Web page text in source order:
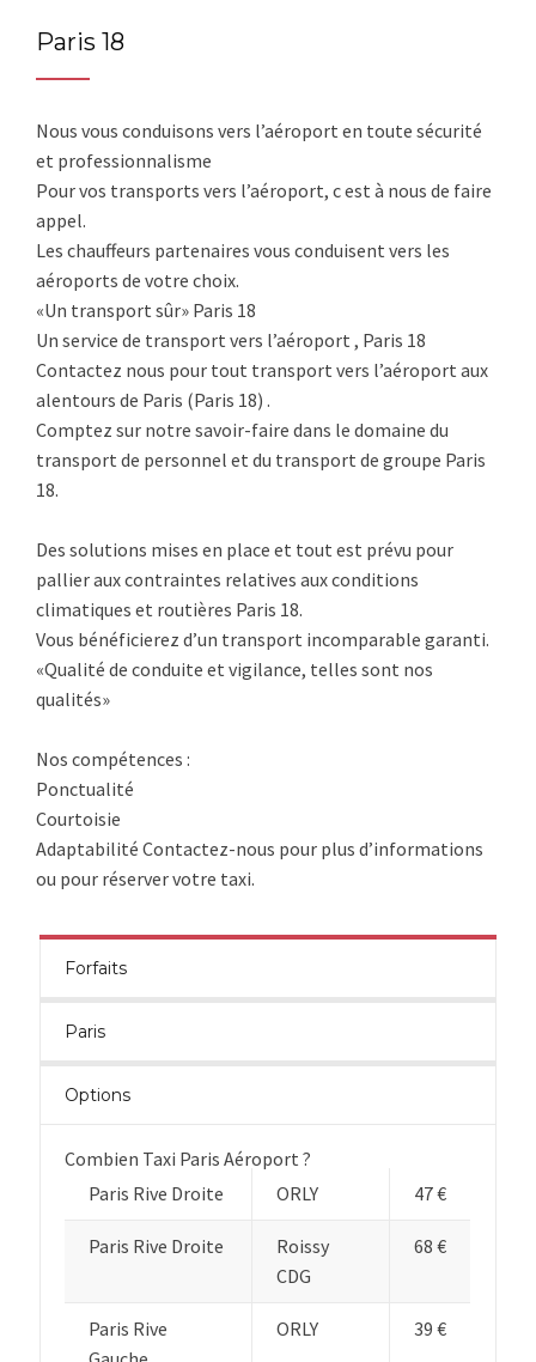
Paris 18
Nous vous conduisons vers l’aéroport en toute sécurité
et professionnalisme
Pour vos transports vers l’aéroport, c est à nous de faire
appel.
Les chauffeurs partenaires vous conduisent vers les
aéroports de votre choix.
«Un transport sûr» Paris 18
Un service de transport vers l’aéroport , Paris 18
Contactez nous pour tout transport vers l’aéroport aux
alentours de Paris (Paris 18) .
Comptez sur notre savoir-faire dans le domaine du
transport de personnel et du transport de groupe Paris
18.
Des solutions mises en place et tout est prévu pour
pallier aux contraintes relatives aux conditions
climatiques et routières Paris 18.
Vous bénéficierez d’un transport incomparable garanti.
«Qualité de conduite et vigilance, telles sont nos
qualités»
Nos compétences :
Ponctualité
Courtoisie
Adaptabilité Contactez-nous pour plus d’informations
ou pour réserver votre taxi.
Forfaits
Paris
Options
Combien Taxi Paris Aéroport ?
Paris Rive Droite
ORLY 47 €
Paris Rive Droite
Roissy
CDG
68 €
Paris Rive
ORLY 39 €